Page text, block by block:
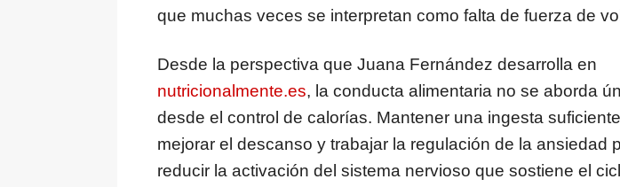
que muchas veces se interpretan como falta de fuerza de
Desde la perspectiva que Juana Fernández desarrolla en
nutricionalmente.es, la conducta alimentaria no se aborda
desde el control de calorías. Mantener una ingesta
mejorar el descanso y trabajar la regulación de la ansiedad
reducir la activación del sistema nervioso que sostiene el